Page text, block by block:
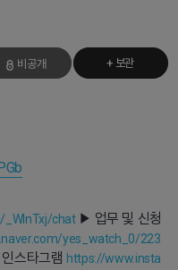
비공개 + 보관
_WlnTxj/chat▶ 업무 및 신청
yes_watch_0/223
스타그램https://www.insta